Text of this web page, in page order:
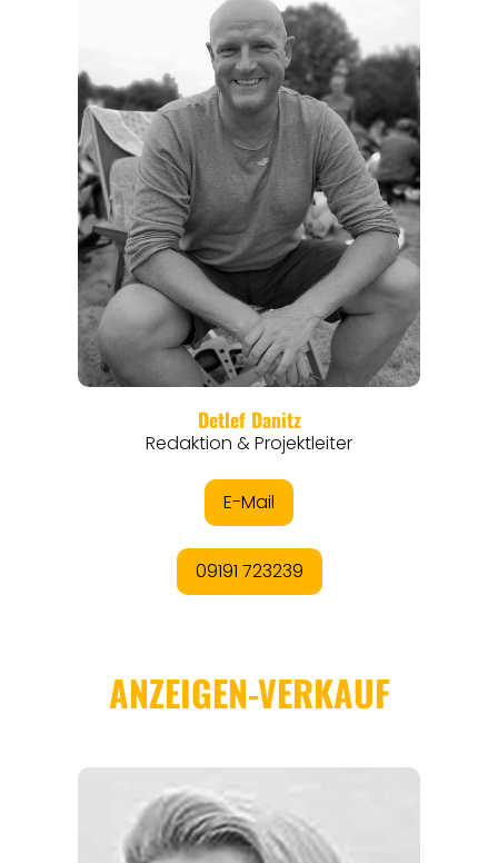
REGIONEN
ORTE
EVENTS
REISEFÜHRER
REISEMAGAZINE
ANGEBOTE